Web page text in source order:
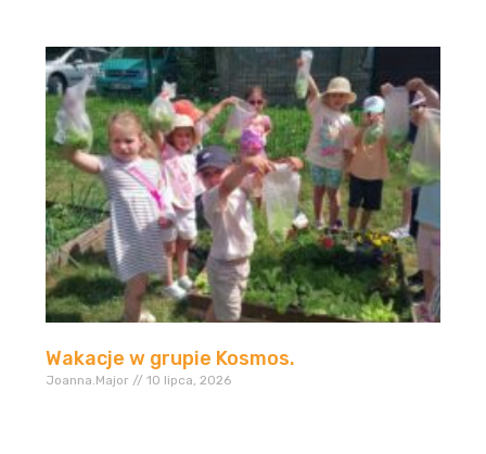
Wakacje w grupie Kosmos.
Joanna.Major 10 lipca, 2026